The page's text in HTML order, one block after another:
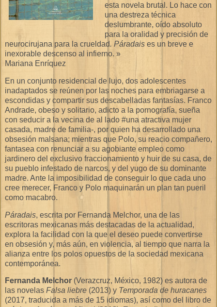
esta novela brutal. Lo hace con
una destreza técnica
deslumbrante, oído absoluto
para la oralidad y precisión de
neurocirujana para la crueldad. Páradais es un breve e
inexorable descenso al infierno. »
Mariana Enríquez
En un conjunto residencial de lujo, dos adolescentes
inadaptados se reúnen por las noches para embriagarse a
escondidas y compartir sus descabelladas fantasías. Franco
Andrade, obeso y solitario, adicto a la pornografía, sueña
con seducir a la vecina de al lado #una atractiva mujer
casada, madre de familia-, por quien ha desarrollado una
obsesión malsana; mientras que Polo, su reacio compañero,
fantasea con renunciar a su agobiante empleo como
jardinero del exclusivo fraccionamiento y huir de su casa, de
su pueblo infestado de narcos, y del yugo de su dominante
madre. Ante la imposibilidad de conseguir lo que cada uno
cree merecer, Franco y Polo maquinarán un plan tan pueril
como macabro.
Páradais, escrita por Fernanda Melchor, una de las
escritoras mexicanas más destacadas de la actualidad,
explora la facilidad con la que el deseo puede convertirse
en obsesión y, más aún, en violencia, al tiempo que narra la
alianza entre los polos opuestos de la sociedad mexicana
contemporánea.
Fernanda Melchor (Verazcruz, México, 1982) es autora de
las novelas Falsa liebre (2013) y Temporada de huracanes
(2017, traducida a más de 15 idiomas), así como del libro de